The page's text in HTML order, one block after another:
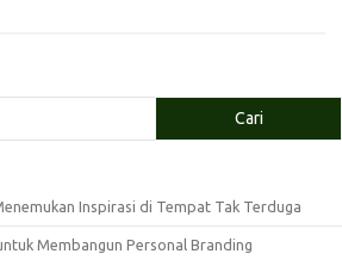
Cari
Inspirasi di Tempat Tak Terduga
Membangun Personal Branding